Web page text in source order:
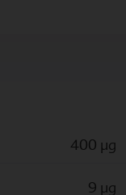
400 µg
9 µg